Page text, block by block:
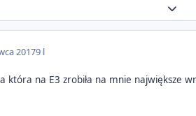
20179 l
która na E3 zrobiła na mnie największe